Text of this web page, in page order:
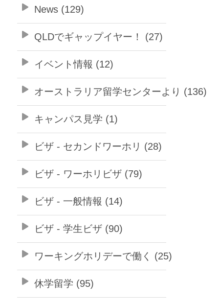
News (129)
QLDでギャップイヤー！ (27)
イベント情報 (12)
オーストラリア留学センターより (136)
キャンパス見学 (1)
ビザ - セカンドワーホリ (28)
ビザ - ワーホリビザ (79)
ビザ - 一般情報 (14)
ビザ - 学生ビザ (90)
ワーキングホリデーで働く (25)
休学留学 (95)